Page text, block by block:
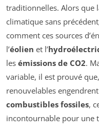
traditionnelles. Alors que
climatique sans
comment ces sources
l’éolien et l’
les émissions de CO2.
variable, il est prouvé
renouvelables
combustibles fossiles,
incontournable pour une